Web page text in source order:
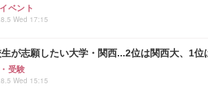
ベント
Wed 17:15
が志願したい大学・関西...2位は関西大、1位
受験
Wed 15:15